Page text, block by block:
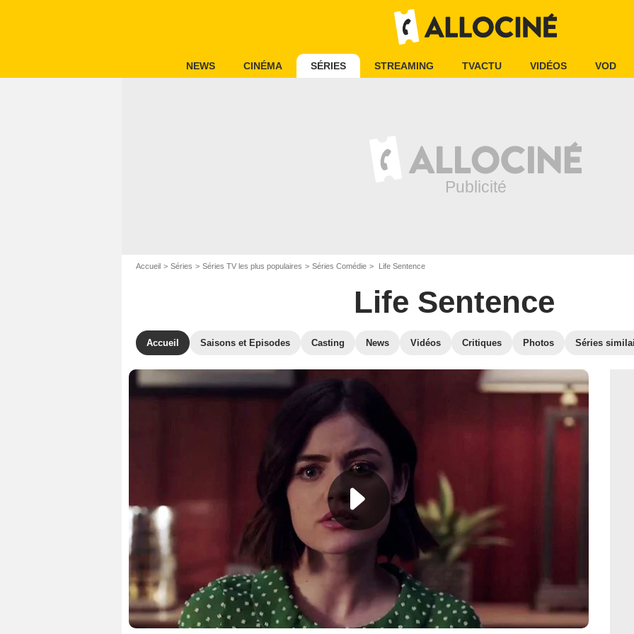
NEWS CINÉMA SÉRIES STREAMING TVACTU VIDÉOS VOD
Accueil Séries Séries TV les plus populaires Séries Comédie Life Sentence
Life Sentence
Accueil Saisons et Episodes Casting News Vidéos Critiques Photos Séries